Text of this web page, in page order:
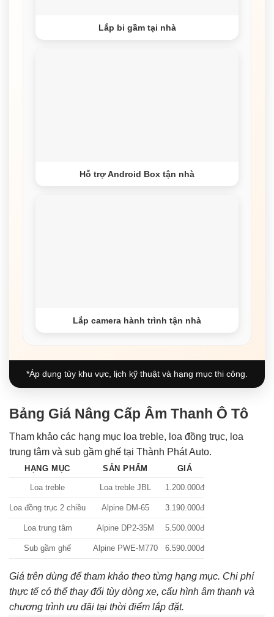
Lắp bi gầm tại nhà
Hỗ trợ Android Box tận nhà
Lắp camera hành trình tận nhà
*Áp dụng tùy khu vực, lịch kỹ thuật và hạng mục thi công.
Bảng Giá Nâng Cấp Âm Thanh Ô Tô
Tham khảo các hạng mục loa treble, loa đồng trục, loa
trung tâm và sub gầm ghế tại Thành Phát Auto.
HẠNG MỤC SẢN PHẨM GIÁ
Loa treble Loa treble JBL 1.200.000đ
Loa đồng trục 2 chiều Alpine DM-65 3.190.000đ
Loa trung tâm Alpine DP2-35M 5.500.000đ
Sub gầm ghế Alpine PWE-M770 6.590.000đ
Giá trên dùng để tham khảo theo từng hạng mục. Chi phí
thực tế có thể thay đổi tùy dòng xe, cấu hình âm thanh và
chương trình ưu đãi tại thời điểm lắp đặt.